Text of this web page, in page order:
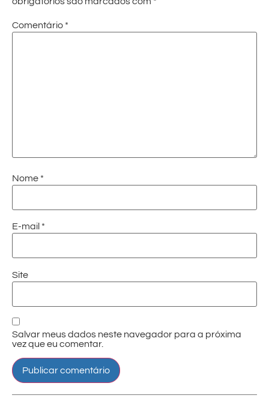
Comentário *
Nome *
E-mail *
Site
Salvar meus dados neste navegador para a próxima
vez que eu comentar.